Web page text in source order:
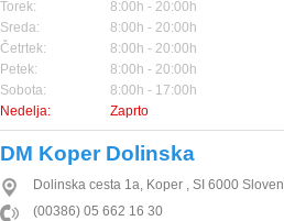
Torek:
8:00h - 20:00h
Sreda:
8:00h - 20:00h
Četrtek:
8:00h - 20:00h
Petek:
8:00h - 20:00h
Sobota:
8:00h - 17:00h
Nedelja:
Zaprto
DM Koper Dolinska
Dolinska cesta 1a, Koper , SI 6000
(00386) 05 662 16 30